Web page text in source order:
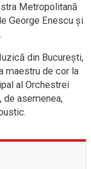
Metropolitană
George Enescu și
din București,
maestru de cor la
al Orchestrei
de asemenea,